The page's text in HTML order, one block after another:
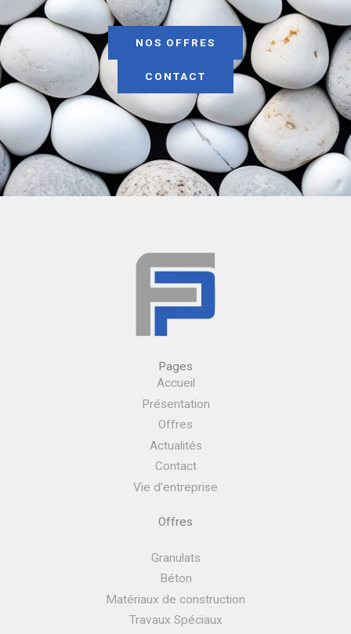
NOS OFFRES
CONTACT
Pages
Accueil
Présentation
Offres
Actualités
Contact
Vie d’entreprise
Offres
Granulats
Béton
Matériaux de construction
Travaux Spéciaux